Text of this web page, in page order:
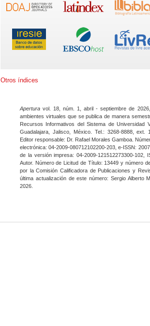
Otros índices
Apertura vol. 18, núm. 1, abril - septiembre de
ambientes virtuales que se publica de manera
Recursos Informativos del Sistema de Universidad
Guadalajara, Jalisco, México. Tel.: 3268-8888, ext.
Editor responsable: Dr. Rafael Morales Gamboa.
electrónica: 04-2009-080712102200-203, e-ISSN:
de la versión impresa: 04-2009-121512273300-
Autor. Número de Licitud de Título: 13449 y número
por la Comisión Calificadora de Publicaciones y
última actualización de este número: Sergio Alberto
2026.